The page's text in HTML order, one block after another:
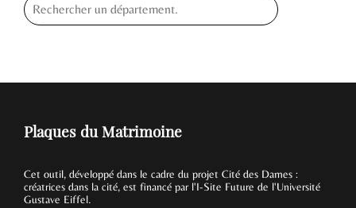
Plaques du Matrimoine
Cet outil, développé dans le cadre du projet Cité des Dames :
créatrices dans la cité, est financé par l'I-Site Future de l'Université
Gustave Eiffel.